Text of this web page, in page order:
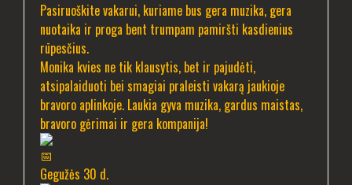
Pasiruoškite vakarui, kuriame bus gera muzika, gera
nuotaika ir proga bent trumpam pamiršti kasdienius
rūpesčius.
Monika kvies ne tik klausytis, bet ir pajudėti,
atsipalaiduoti bei smagiai praleisti vakarą jaukioje
bravoro aplinkoje. Laukia gyva muzika, gardus maistas,
bravoro gėrimai ir gera kompanija!
Gegužės 30 d.